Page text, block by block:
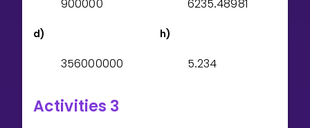
900000
d)
356000000
6235.48981
h)
5.234
Activities 3